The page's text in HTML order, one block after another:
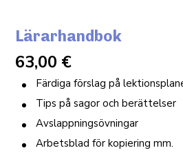
Lärarhandbok
63,00 €
Färdiga förslag på
Tips på sagor och berättelser
Avslappningsövningar
Arbetsblad för kopiering mm.